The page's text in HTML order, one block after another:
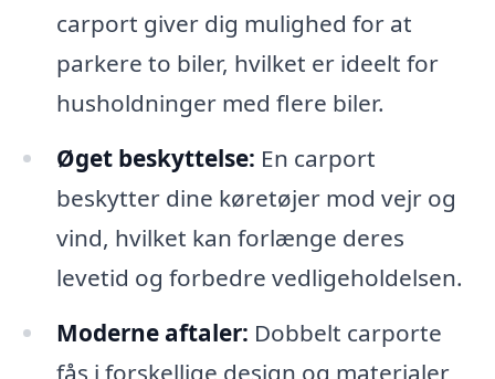
carport giver dig mulighed for at
parkere to biler, hvilket er ideelt for
husholdninger med flere biler.
Øget beskyttelse: En carport
beskytter dine køretøjer mod vejr og
vind, hvilket kan forlænge deres
levetid og forbedre vedligeholdelsen.
Moderne aftaler: Dobbelt carporte
fås i forskellige design og materialer,